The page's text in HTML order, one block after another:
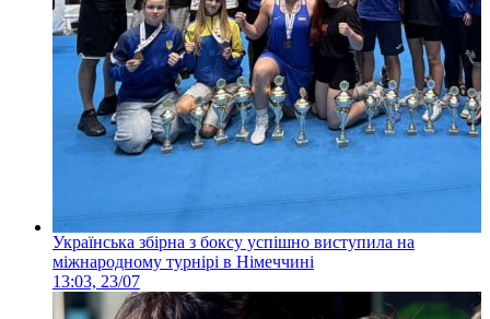
Українська збірна з боксу успішно виступила на
міжнародному турнірі в Німеччині
13:03, 23/07